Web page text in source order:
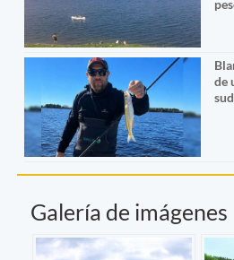
de
Galería de imágenes